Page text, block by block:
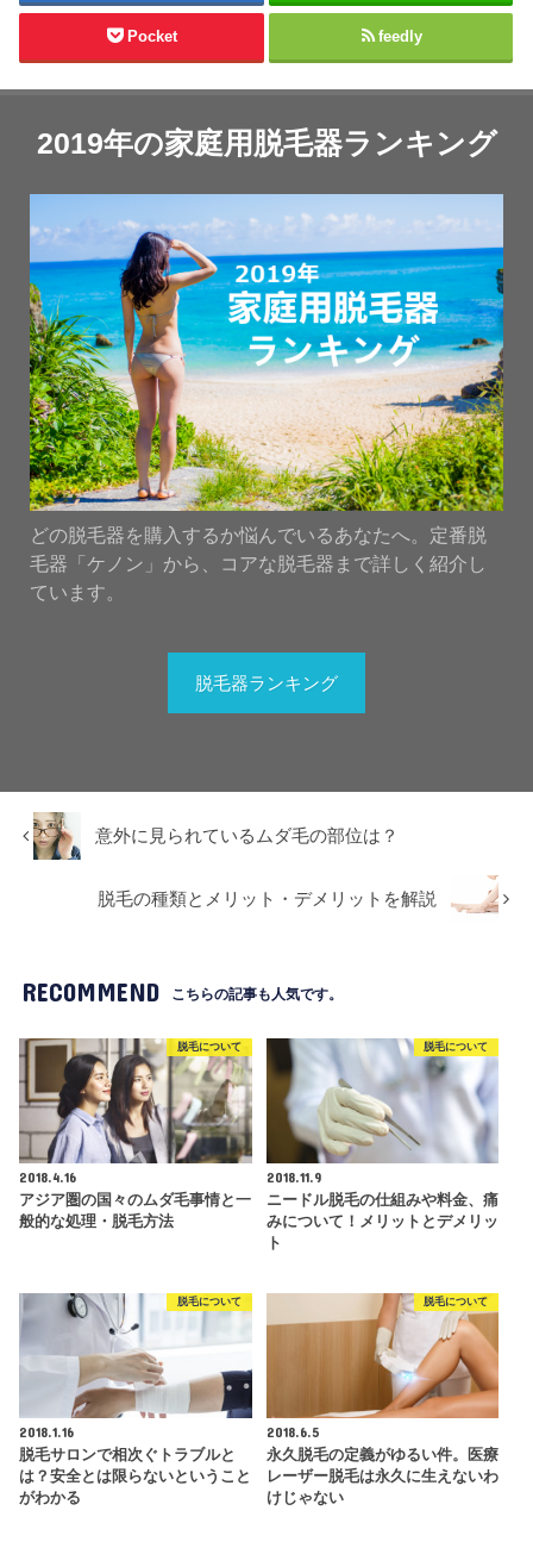
Pocket feedly
2019年の家庭用脱毛器ランキング
どの脱毛器を購入するか悩んでいるあなたへ。定番脱
毛器「ケノン」から、コアな脱毛器まで詳しく紹介し
ています。
脱毛器ランキング
意外に見られているムダ毛の部位は？
脱毛の種類とメリット・デメリットを解説
RECOMMEND こちらの記事も人気です。
脱毛について
2018.4.16
アジア圏の国々のムダ毛事情と一
般的な処理・脱毛方法
脱毛について
2018.11.9
ニードル脱毛の仕組みや料金、痛
みについて！メリットとデメリッ
ト
脱毛について
2018.1.16
脱毛サロンで相次ぐトラブルと
は？安全とは限らないということ
がわかる
脱毛について
2018.6.5
永久脱毛の定義がゆるい件。医療
レーザー脱毛は永久に生えないわ
けじゃない